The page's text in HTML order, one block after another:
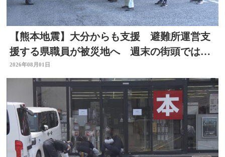
【熊本地震】大分からも支援 避難所運営支
援する県職員が被災地へ 週末の街頭では募
金の呼びかけも
2026年08月01日